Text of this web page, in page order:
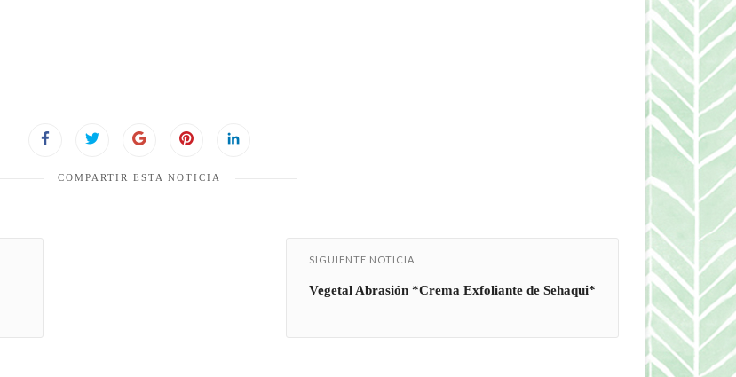
COMPARTIR ESTA NOTICIA
SIGUIENTE NOTICIA
Vegetal Abrasión *Crema Exfoliante de Sehaqui*